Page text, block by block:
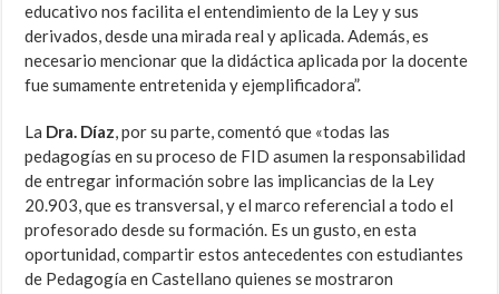
educativo nos facilita el entendimiento de la Ley y sus
derivados, desde una mirada real y aplicada. Además, es
necesario mencionar que la didáctica aplicada por la docente
fue sumamente entretenida y ejemplificadora”.
La Dra. Díaz, por su parte, comentó que «todas las
pedagogías en su proceso de FID asumen la responsabilidad
de entregar información sobre las implicancias de la Ley
20.903, que es transversal, y el marco referencial a todo el
profesorado desde su formación. Es un gusto, en esta
oportunidad, compartir estos antecedentes con estudiantes
de Pedagogía en Castellano quienes se mostraron